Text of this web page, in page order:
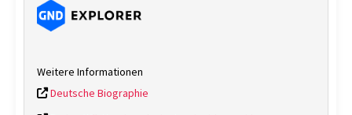
Weitere Informationen
Deutsche Biographie